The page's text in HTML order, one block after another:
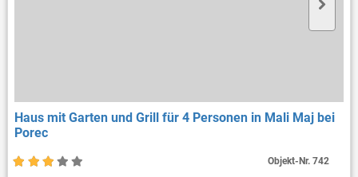
Haus mit Garten und Grill für 4 Personen in Mali Maj bei
Porec
Objekt-Nr.742